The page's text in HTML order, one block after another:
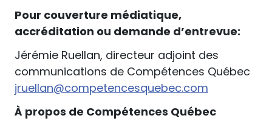
Pour couverture médiatique,
accréditation ou demande d’entrevue:
Jérémie Ruellan, directeur adjoint des
communications de Compétences Québec
jruellan@competencesquebec.com
À propos de Compétences Québec